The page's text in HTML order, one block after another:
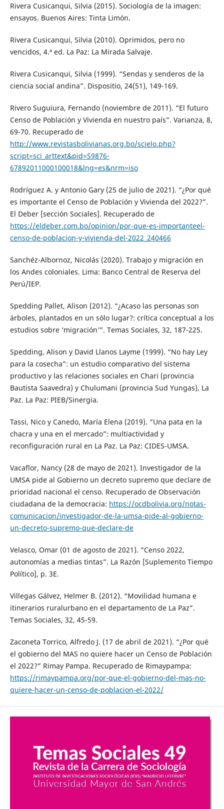
Rivera Cusicanqui, Silvia (2015). Sociología de la imagen:
ensayos. Buenos Aires: Tinta Limón.
Rivera Cusicanqui, Silvia (2010). Oprimidos, pero no
vencidos, 4.ª ed. La Paz: La Mirada Salvaje.
Rivera Cusicanqui, Silvia (1999). “Sendas y senderos de la
ciencia social andina”. Dispositio, 24(51), 149-169.
Rivero Suguiura, Fernando (noviembre de 2011). “El futuro
Censo de Población y Vivienda en nuestro país”. Varianza, 8,
69-70. Recuperado de
http://www.revistasbolivianas.org.bo/scielo.php?
script=sci_arttext&pid=S9876-
67892011000100018&lng=es&nrm=iso
Rodríguez A. y Antonio Gary (25 de julio de 2021). “¿Por qué
es importante el Censo de Población y Vivienda del 2022?”.
El Deber [sección Sociales]. Recuperado de
https://eldeber.com.bo/opinion/por-que-es-importanteel-
censo-de-poblacion-y-vivienda-del-2022_240466
Sanchéz-Albornoz, Nicolás (2020). Trabajo y migración en
los Andes coloniales. Lima: Banco Central de Reserva del
Perú/IEP.
Spedding Pallet, Alison (2012). “¿Acaso las personas son
árboles, plantados en un sólo lugar?: crítica conceptual a los
estudios sobre ‘migración’”. Temas Sociales, 32, 187-225.
Spedding, Alison y David Llanos Layme (1999). “No hay Ley
para la cosecha”: un estudio comparativo del sistema
productivo y las relaciones sociales en Chari (provincia
Bautista Saavedra) y Chulumani (provincia Sud Yungas), La
Paz. La Paz: PIEB/Sinergia.
Tassi, Nico y Canedo, María Elena (2019). “Una pata en la
chacra y una en el mercado”: multiactividad y
reconfiguración rural en La Paz. La Paz: CIDES-UMSA.
Vacaflor, Nancy (28 de mayo de 2021). Investigador de la
UMSA pide al Gobierno un decreto supremo que declare de
prioridad nacional el censo. Recuperado de Observación
ciudadana de la democracia: https://ocdbolivia.org/notas-
comunicacion/investigador-de-la-umsa-pide-al-gobierno-
un-decreto-supremo-que-declare-de
Velasco, Omar (01 de agosto de 2021). “Censo 2022,
autonomías a medias tintas”. La Razón [Suplemento Tiempo
Político], p. 3E.
Villegas Gálvez, Helmer B. (2012). “Movilidad humana e
itinerarios ruralurbano en el departamento de La Paz”.
Temas Sociales, 32, 45-59.
Zaconeta Torrico, Alfredo J. (17 de abril de 2021). “¿Por qué
el gobierno del MAS no quiere hacer un Censo de Población
el 2022?” Rimay Pampa. Recuperado de Rimaypampa:
https://rimaypampa.org/por-que-el-gobierno-del-mas-no-
quiere-hacer-un-censo-de-poblacion-el-2022/